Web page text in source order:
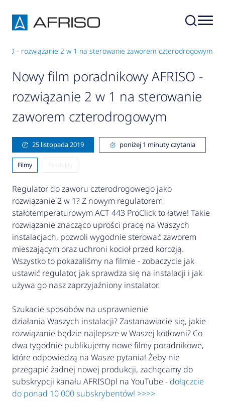
- rozwiązanie 2 w 1 na sterowanie zaworem czterodrogowym
Nowy film poradnikowy AFRISO -
rozwiązanie 2 w 1 na sterowanie
zaworem czterodrogowym
25 listopada 2019 poniżej 1 minuty czytania
Filmy
Regulator do zaworu czterodrogowego jako
rozwiązanie 2 w 1? Z nowym regulatorem
stałotemperaturowym ACT 443 ProClick to łatwe! Takie
rozwiązanie znacząco uprości pracę na Waszych
instalacjach, pozwoli wygodnie sterować zaworem
mieszającym oraz uchroni kocioł przed korozją.
Wszystko to pokazaliśmy na filmie - zobaczycie jak
ustawić regulator, jak sprawdza się na instalacji i jak
używa go nasz zaprzyjaźniony instalator.
Szukacie sposobów na usprawnienie
działania Waszych instalacji? Zastanawiacie się, jakie
rozwiązanie będzie najlepsze w Waszej kotłowni? Co
dwa tygodnie publikujemy nowe filmy poradnikowe,
które odpowiedzą na Wasze pytania! Żeby nie
przegapić żadnej nowej produkcji, zachęcamy do
subskrypcji kanału AFRISOpl na YouTube - dołączcie
do ponad 10 000 subskrybentów! >>>>